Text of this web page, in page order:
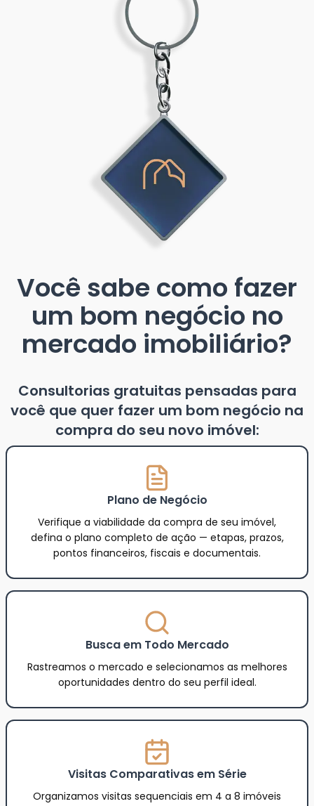
Você sabe como fazer
um bom negócio no
mercado imobiliário?
Consultorias gratuitas pensadas para
você que quer fazer um bom negócio na
compra do seu novo imóvel:
Plano de Negócio
Verifique a viabilidade da compra de seu imóvel,
defina o plano completo de ação — etapas, prazos,
pontos financeiros, fiscais e documentais.
Busca em Todo Mercado
Rastreamos o mercado e selecionamos as melhores
oportunidades dentro do seu perfil ideal.
Visitas Comparativas em Série
Organizamos visitas sequenciais em 4 a 8 imóveis